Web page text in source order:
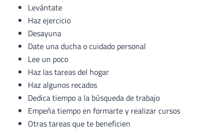
Levántate
Haz ejercicio
Desayuna
Date una ducha o cuidado personal
Lee un poco
Haz las tareas del hogar
Haz algunos recados
Dedica tiempo a la búsqueda de trabajo
Empeña tiempo en formarte y realizar cursos
Otras tareas que te beneficien